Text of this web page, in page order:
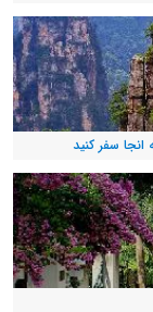
سفر کنید